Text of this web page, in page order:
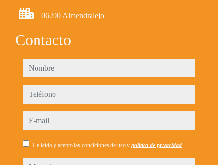
06200 Almendralejo
Contacto
nombre
teléfono
e-mail
He leído y acepto las condiciones de uso y política de privacidad